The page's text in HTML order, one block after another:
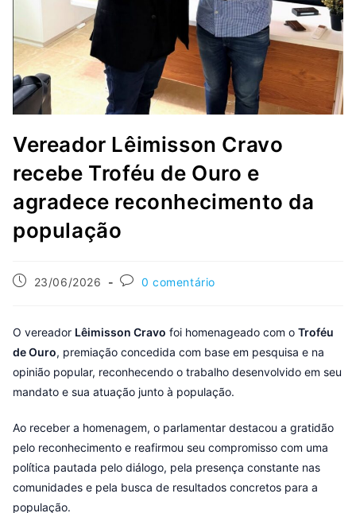
Vereador Lêimisson Cravo
recebe Troféu de Ouro e
agradece reconhecimento da
população
23/06/2026 0 comentário
O vereador Lêimisson Cravo foi homenageado com o Troféu
de Ouro, premiação concedida com base em pesquisa e na
opinião popular, reconhecendo o trabalho desenvolvido em seu
mandato e sua atuação junto à população.
Ao receber a homenagem, o parlamentar destacou a gratidão
pelo reconhecimento e reafirmou seu compromisso com uma
política pautada pelo diálogo, pela presença constante nas
comunidades e pela busca de resultados concretos para a
população.